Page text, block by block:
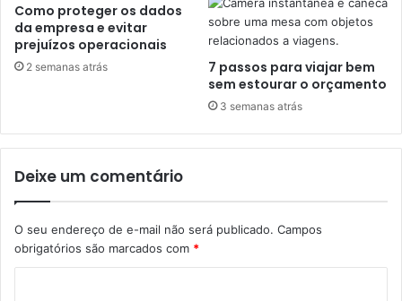
Como proteger os dados
da empresa e evitar
prejuízos operacionais
2 semanas atrás
7 passos para viajar bem
sem estourar o orçamento
3 semanas atrás
Deixe um comentário
O seu endereço de e-mail não será publicado. Campos
obrigatórios são marcados com *